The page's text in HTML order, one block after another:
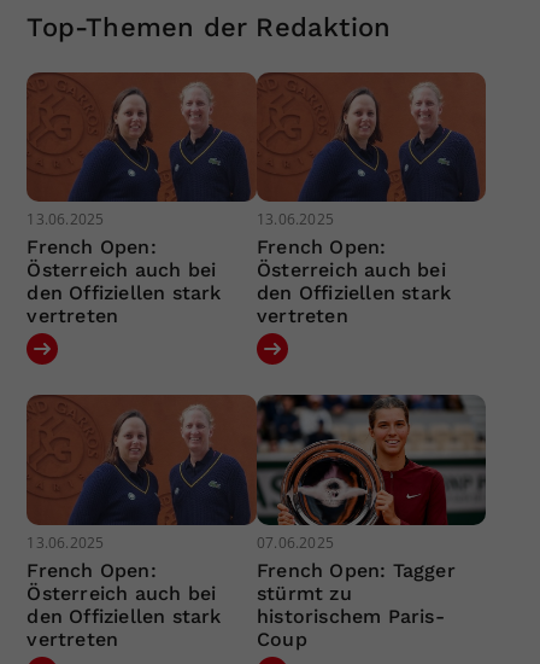
Top-Themen der Redaktion
13.06.2025
French Open:
Österreich auch bei
den Offiziellen stark
vertreten
13.06.2025
French Open:
Österreich auch bei
den Offiziellen stark
vertreten
13.06.2025
French Open:
Österreich auch bei
den Offiziellen stark
vertreten
07.06.2025
French Open: Tagger
stürmt zu
historischem Paris-
Coup